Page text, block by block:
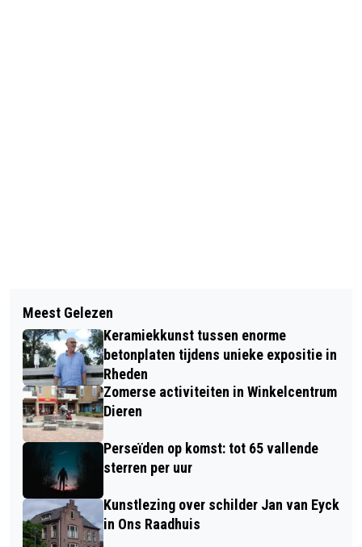
HERDENKING BEVRIJDING EN
OORLOGSSLACHTOFFERS GEMEENTE
RHEDEN
RUSCH ASFALT VERLENGT ZIJN
SPONSORCONTRACT MET CKC RHEKO
Meest Gelezen
Keramiekkunst tussen enorme
betonplaten tijdens unieke expositie in
Rheden
Zomerse activiteiten in Winkelcentrum
Dieren
Perseïden op komst: tot 65 vallende
sterren per uur
Kunstlezing over schilder Jan van Eyck
in Ons Raadhuis